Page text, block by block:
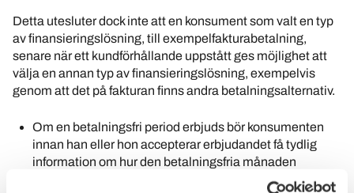
Detta utesluter dock inte att en konsument som valt en typ
av finansieringslösning, till exempelfakturabetalning,
senare när ett kundförhållande uppstått ges möjlighet att
välja en annan typ av finansieringslösning, exempelvis
genom att det på fakturan finns andra betalningsalternativ.
Om en betalningsfri period erbjuds bör konsumenten
innan han eller hon accepterar erbjudandet få tydlig
information om hur den betalningsfria månaden
påverkar avbetalningstiden och kreditkostnaderna.